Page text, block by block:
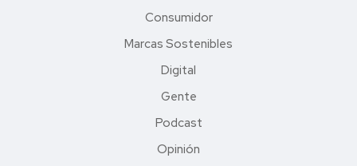
Consumidor
Marcas Sostenibles
Digital
Gente
Podcast
Opinión